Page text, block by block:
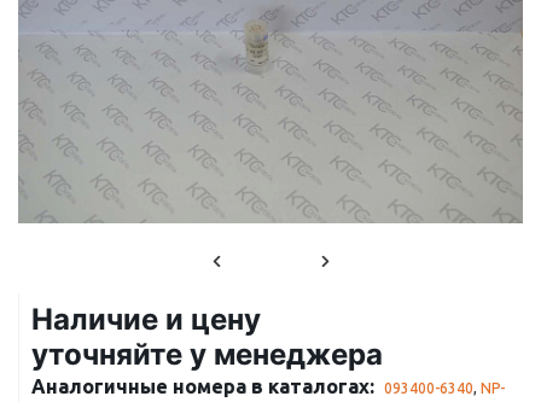
Наличие и цену
уточняйте у менеджера
Аналогичные номера в каталогах: 093400-6340, NP-